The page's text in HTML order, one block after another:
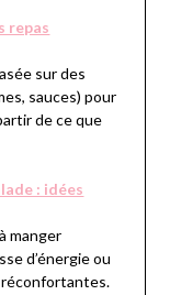
repas
sur des
sauces) pour
de ce que
: idées
manger
d’énergie ou
réconfortantes.